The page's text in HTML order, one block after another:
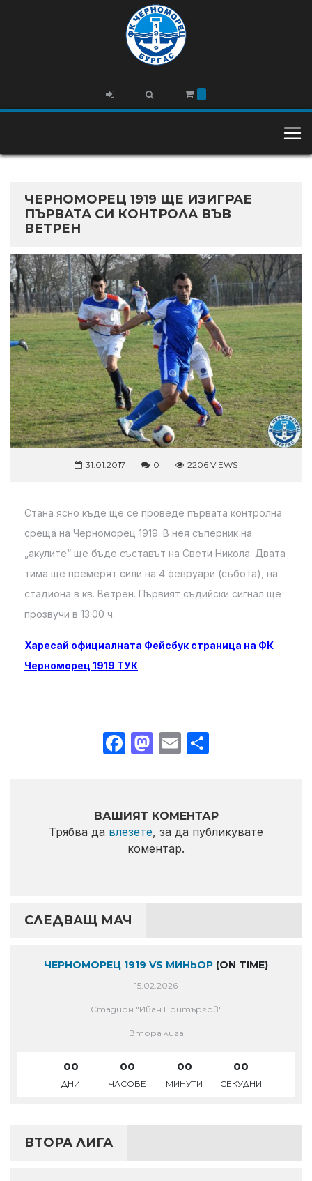
ЧЕРНОМОРЕЦ 1919 ЩЕ ИЗИГРАЕ
ПЪРВАТА СИ КОНТРОЛА ВЪВ
ВЕТРЕН
31.01.2017 0 2206 VIEWS
Стана ясно къде ще се проведе първата контролна
среща на Черноморец 1919. В нея съперник на
„акулите“ ще бъде съставът на Свети Никола. Двата
тима ще премерят сили на 4 февруари (събота), на
стадиона в кв. Ветрен. Първият съдийски сигнал ще
прозвучи в 13:00 ч.
Харесай официалната Фейсбук страница на ФК
Черноморец 1919 ТУК
Facebook
Mastodon
Email
ВАШИЯТ КОМЕНТАР
Трябва да влезете, за да публикувате
коментар.
СЛЕДВАЩ МАЧ
ЧЕРНОМОРЕЦ 1919 VS МИНЬОР (ON TIME)
15.02.2026
Стадион "Иван Притъргов"
Втора лига
00
ДНИ
00
ЧАСОВЕ
00
МИНУТИ
00
СЕКУДНИ
ВТОРА ЛИГА